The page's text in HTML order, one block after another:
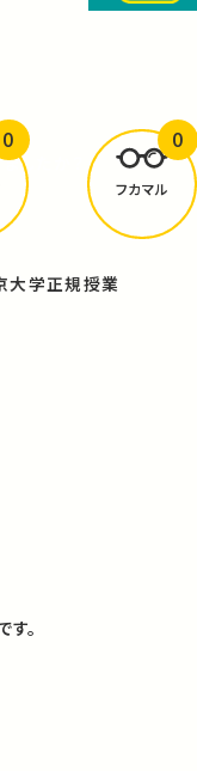
したか？
0
フカマル
0
大学正規授業
。